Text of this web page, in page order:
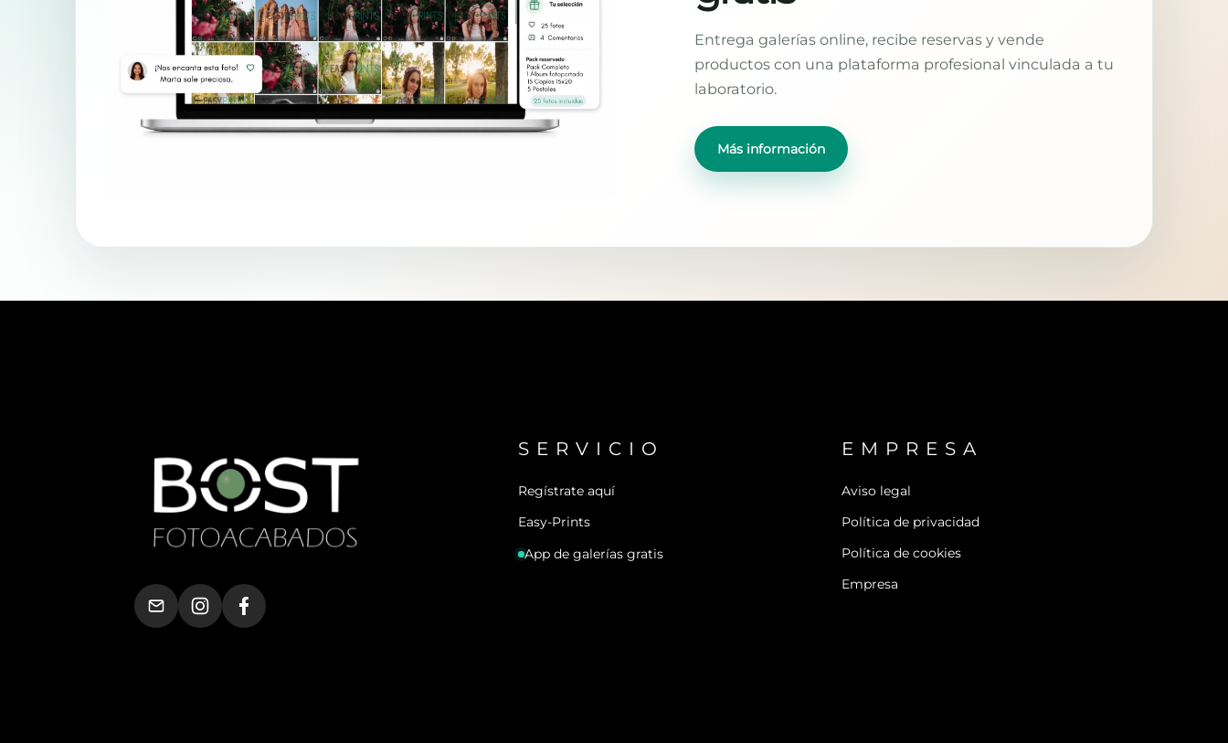
Entrega galerías online, recibe reservas y vende
productos con una plataforma profesional vinculada a tu
laboratorio.
Más información
SERVICIO
Regístrate aquí
Easy-Prints
App de galerías gratis
EMPRESA
Aviso legal
Política de privacidad
Política de cookies
Empresa